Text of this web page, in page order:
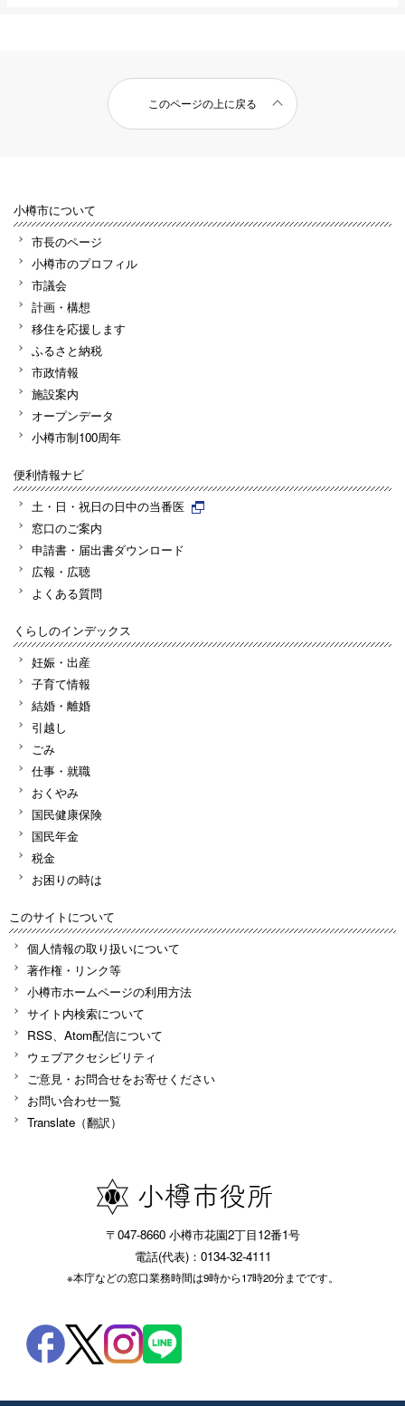
このページの上に戻る
小樽市について
市長のページ
小樽市のプロフィル
市議会
計画・構想
移住を応援します
ふるさと納税
市政情報
施設案内
オープンデータ
小樽市制100周年
便利情報ナビ
土・日・祝日の日中の当番医
窓口のご案内
申請書・届出書ダウンロード
広報・広聴
よくある質問
くらしのインデックス
妊娠・出産
子育て情報
結婚・離婚
引越し
ごみ
仕事・就職
おくやみ
国民健康保険
国民年金
税金
お困りの時は
このサイトについて
個人情報の取り扱いについて
著作権・リンク等
小樽市ホームページの利用方法
サイト内検索について
RSS、Atom配信について
ウェブアクセシビリティ
ご意見・お問合せをお寄せください
お問い合わせ一覧
Translate（翻訳）
〒047-8660 小樽市花園2丁目12番1号
電話(代表)：0134-32-4111
※本庁などの窓口業務時間は9時から17時20分までです。